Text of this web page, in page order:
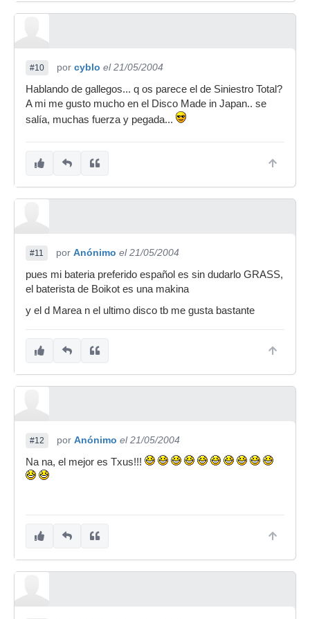
#10 por cyblo el 21/05/2004
Hablando de gallegos... q os parece el de Siniestro Total?
A mi me gusto mucho en el Disco Made in Japan.. se
salía, muchas fuerza y pegada...
#11 por Anónimo el 21/05/2004
pues mi bateria preferido español es sin dudarlo GRASS,
el baterista de Boikot es una makina
y el d Marea n el ultimo disco tb me gusta bastante
#12 por Anónimo el 21/05/2004
Na na, el mejor es Txus!!!